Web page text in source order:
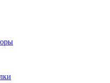
фотоаппараты
для фото- видео техники
и сумки